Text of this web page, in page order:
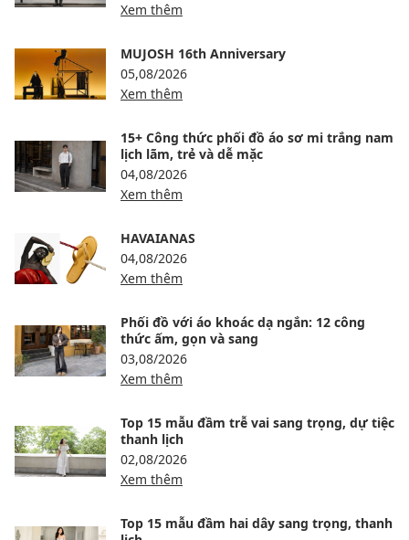
Xem thêm
MUJOSH 16th Anniversary
05,08/2026
Xem thêm
15+ Công thức phối đồ áo sơ mi trắng nam
lịch lãm, trẻ và dễ mặc
04,08/2026
Xem thêm
HAVAIANAS
04,08/2026
Xem thêm
Phối đồ với áo khoác dạ ngắn: 12 công
thức ấm, gọn và sang
03,08/2026
Xem thêm
Top 15 mẫu đầm trễ vai sang trọng, dự tiệc
thanh lịch
02,08/2026
Xem thêm
Top 15 mẫu đầm hai dây sang trọng, thanh